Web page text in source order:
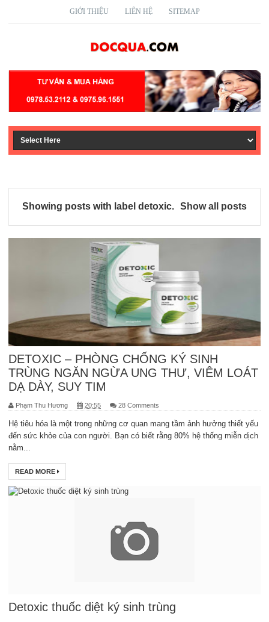
GIỚI THIỆU LIÊN HỆ SITEMAP
Showing posts with label detoxic. Show all posts
DETOXIC – PHÒNG CHỐNG KÝ SINH
TRÙNG NGĂN NGỪA UNG THƯ, VIÊM LOÁT
DẠ DÀY, SUY TIM
Phạm Thu Hương 20:55 28 Comments
Hệ tiêu hóa là một trong những cơ quan mang tầm ảnh hưởng thiết yếu
đến sức khỏe của con người. Bạn có biết rằng 80% hệ thống miễn dịch
nằm...
READ MORE
Detoxic thuốc diệt ký sinh trùng